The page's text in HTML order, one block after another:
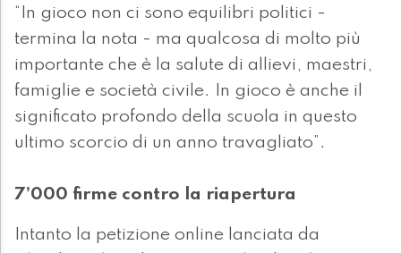
“In gioco non ci sono equilibri politici -
termina la nota - ma qualcosa di molto più
importante che è la salute di allievi, maestri,
famiglie e società civile. In gioco è anche il
significato profondo della scuola in questo
ultimo scorcio di un anno travagliato”.
7’000 firme contro la riapertura
Intanto la petizione online lanciata da